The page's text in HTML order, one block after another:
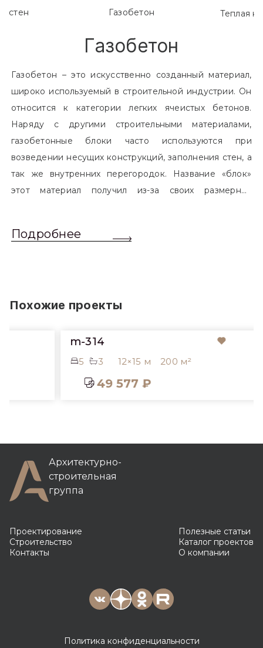
Газобетон Теплая
Газобетон
Газобетон – это искусственно созданный материал,
широко используемый в строительной индустрии. Он
относится к категории легких ячеистых бетонов.
Наряду с другими строительными материалами,
газобетонные блоки часто используются при
возведении несущих конструкций, заполнения стен, а
так же внутренних перегородок. Название «блок»
этот материал получил из-за своих размерных
обычный одинарный кирпич. Размер блоков различен
Подробнее
Похожие проекты
m-314
3 12×15 м 200 м²
49 577 ₽
Архитектурно-
строительная
группа
Проектирование
Строительство
Контакты
Полезные статьи
Каталог проектов
О компании
Политика конфиденциальности